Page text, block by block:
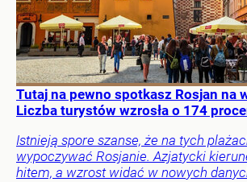
Tutaj na pewno spotkasz Rosjan na
Liczba turystów wzrosła o 174
Istnieją spore szanse, że na tych
wypoczywać Rosjanie. Azjatycki
hitem, a wzrost widać w nowych